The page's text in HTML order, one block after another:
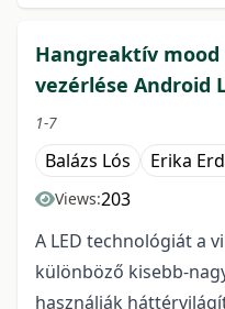
Hangreaktív
vezérlése Android
1-7
Balázs Lós Erika
Views:203
A LED technológiát a
különböző kisebb-
használják